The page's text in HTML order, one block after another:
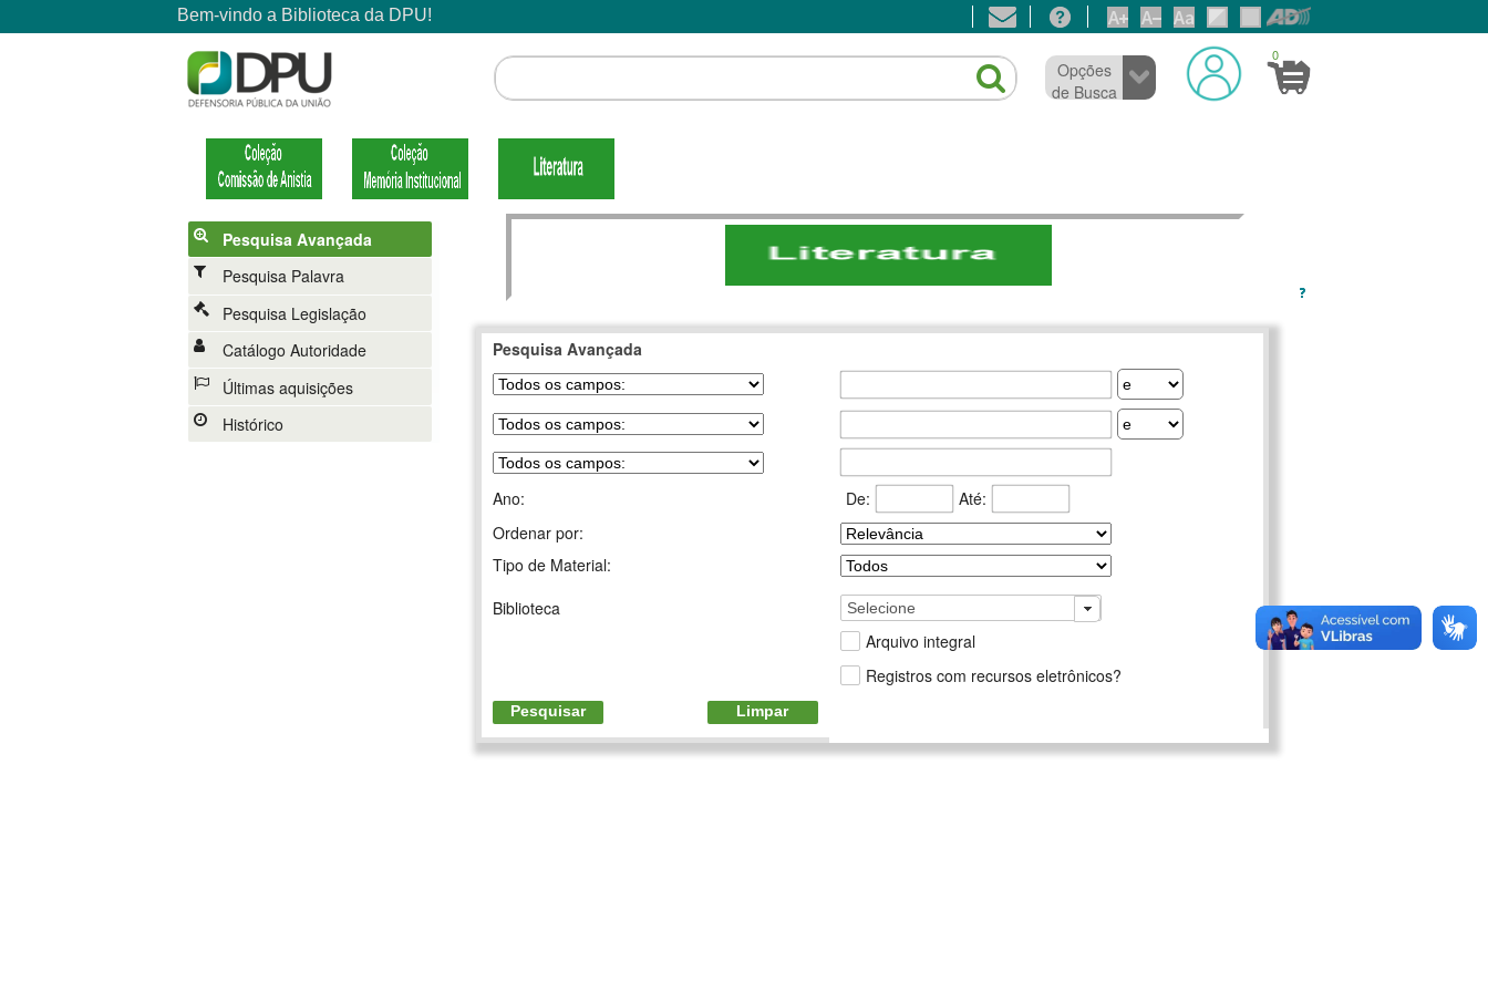
0
Opções
de Busca
Pesquisa Avançada
Pesquisa Palavra
Pesquisa Legislação
Catálogo Autoridade
Últimas aquisições
Histórico
Pesquisa Avançada
Ano: De:
Até:
Ordenar por:
Tipo de Material:
Biblioteca
Selecione
Arquivo integral
Registros com recursos eletrônicos?
Pesquisar Limpar